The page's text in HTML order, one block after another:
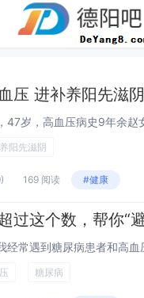
压 进补养阳先滋阴
阳先滋阴
169 阅读 #健康
糖尿病